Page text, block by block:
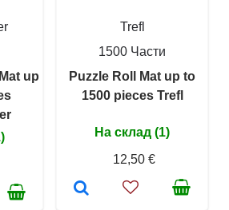
up
Trefl
1500 Части
Puzzle Roll Mat up to
1500 pieces Trefl
На склад (1)
12,50 €